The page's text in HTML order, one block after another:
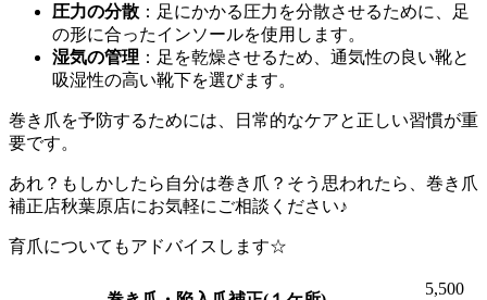
圧力の分散 ：足にかかる圧力を分散させるために、足
の形に合ったインソールを使用します。
湿気の管理 ：足を乾燥させるため、通気性の良い靴と
吸湿性の高い靴下を選びます。
巻き爪を予防するためには、日常的なケアと正しい習慣が重
要です。
あれ？もしかしたら自分は巻き爪？そう思われたら、巻き爪
補正店秋葉原店にお気軽にご相談ください♪
育爪についてもアドバイスします☆
5,500